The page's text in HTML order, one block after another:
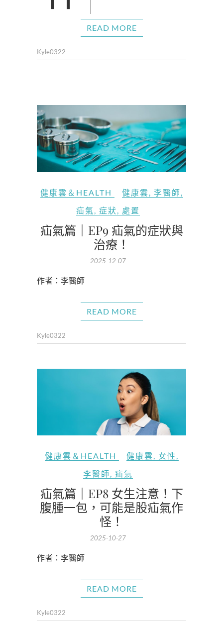
READ MORE
Kyle0322
健康雲＆HEALTH 健康雲 李醫師
疝氣
症狀 處置
疝氣篇｜EP9 疝氣的症狀與
治療！
2025-12-07
作者：李醫師
READ MORE
Kyle0322
健康雲＆HEALTH 健康雲, 女性 ,
李醫師, 疝氣
疝氣篇｜EP8 女生注意！下
腹腫一包，可能是股疝氣作
怪！
2025-10-27
作者：李醫師
READ MORE
Kyle0322